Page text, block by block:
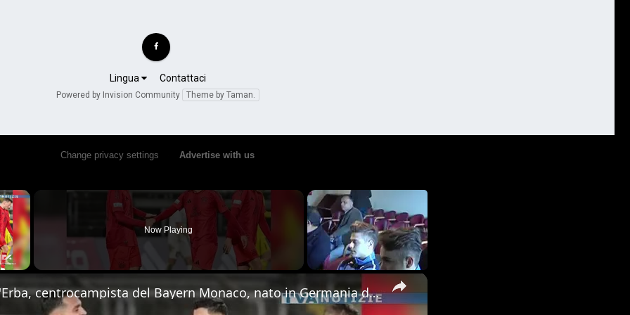
Lingua Contattaci
Powered by Invision Community Theme by Taman.
Change privacy settings Advertise with us
×
Now Playing
×
Davide Dell'Erba, centrocampista del Bayern Monaco, nato in Germania da genitori adraniti, è finito